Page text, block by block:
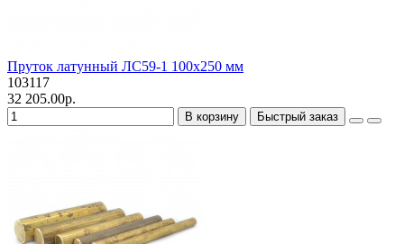
Пруток латунный ЛС59-1 100х250 мм
103117
32 205.00р.
В корзину Быстрый заказ